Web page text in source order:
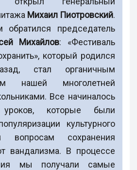
Михаил Пиотровский.
обратился председатель
Михайлов: «Фестиваль
который родился
стал органичным
нашей многолетней
Все начиналось
которые были
культурного
вопросам сохранения
вандализма. В процессе
мы получали самые